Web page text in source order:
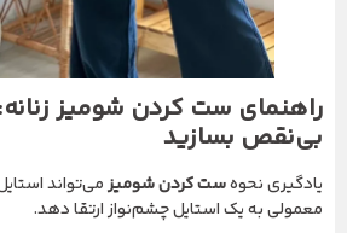
راهنمای ست کردن شومیز
بی‌نقص بسازید
یادگیری نحوهست کردن شومیزمی‌تواند
معمولی به یک استایل چشم‌نواز ارتقا دهد.